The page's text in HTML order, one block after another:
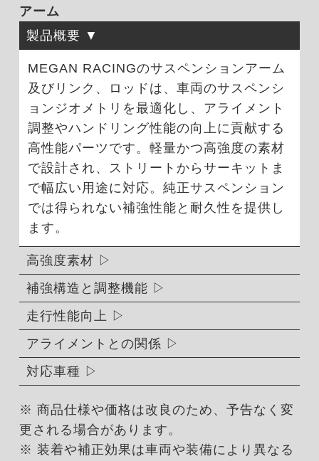
アーム
製品概要
MEGAN RACINGのサスペンションアーム
及びリンク、ロッドは、車両のサスペンシ
ョンジオメトリを最適化し、アライメント
調整やハンドリング性能の向上に貢献する
高性能パーツです。軽量かつ高強度の素材
で設計され、ストリートからサーキットま
で幅広い用途に対応。純正サスペンション
では得られない補強性能と耐久性を提供し
ます。
高強度素材
補強構造と調整機能
走行性能向上
アライメントとの関係
対応車種
※ 商品仕様や価格は改良のため、予告なく変
更される場合があります。
※ 装着や補正効果は車両や装備により異なる